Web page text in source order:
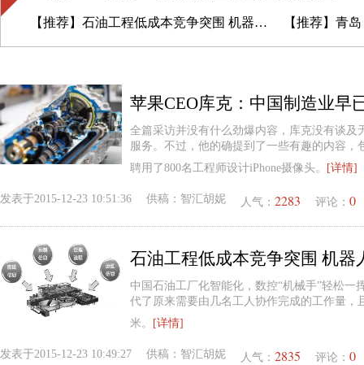
【推荐】 石油工程低成本竞争突围 机器人能带来高效率 【推荐】 青岛：
苹果CEO库克：中国制造业早
全篇采访并没有什么劲爆内容，库克没有谈及
服务。不过，他的确提到了一些有趣的内容，
聘用了800名工程师设计iPhone摄像头。
[详情]
发表于2015-12-23 10:51:36 供稿： 智汇胡妮 人气： 2283 评论： 0
石油工程低成本竞争突围 机器
中国石油工厂化智能化，数控“机械手”轻松一
代了原来需要由几名工人协作完成的工作量，
米。
[详情]
发表于2015-12-23 10:49:27 供稿： 智汇胡妮 人气： 2835 评论： 0